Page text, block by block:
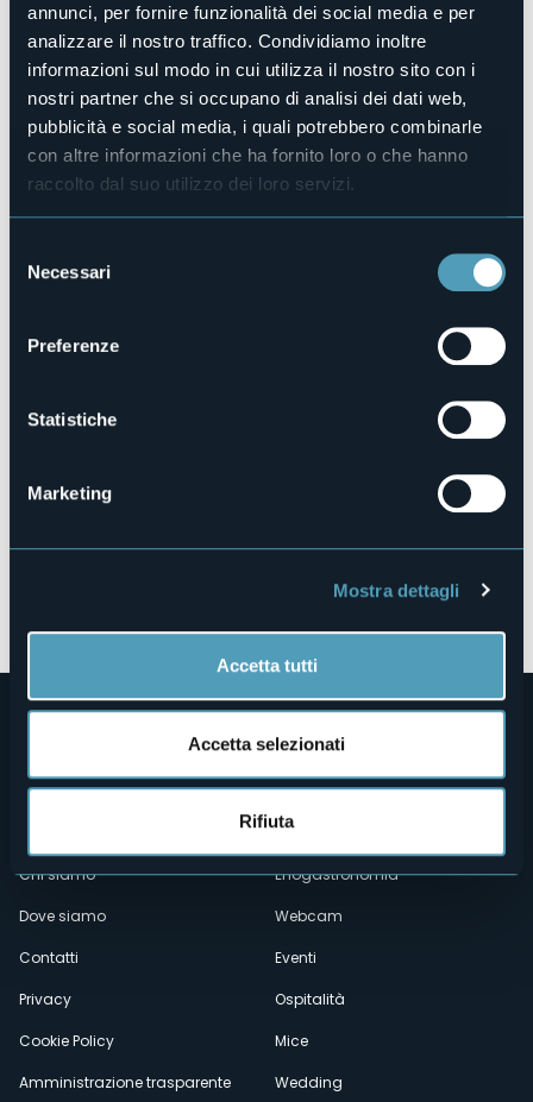
annunci, per fornire funzionalità dei social media e per
analizzare il nostro traffico. Condividiamo inoltre
informazioni sul modo in cui utilizza il nostro sito con i
nostri partner che si occupano di analisi dei dati web,
pubblicità e social media, i quali potrebbero combinarle
con altre informazioni che ha fornito loro o che hanno
raccolto dal suo utilizzo dei loro servizi.
delNecessari
Preferenze
Statistiche
Marketing
Mostra dettagli
Accetta tutti
Accetta selezionati
Rifiuta
pennarello e con matita bianca su foglio ruvido nero.
Luogo dell'evento
Castello di Vogogna
Telefono
+39 351 75 78 688
E-mail
castellodivogogna@gmail.com
28805 - Vogogna (VB)
Menù
secondario
Chi siamo
Dove siamo
Contatti
Privacy
Cookie Policy
Amministrazione trasparente
Enogastronomia
Webcam
Eventi
Ospitalità
Mice
Wedding